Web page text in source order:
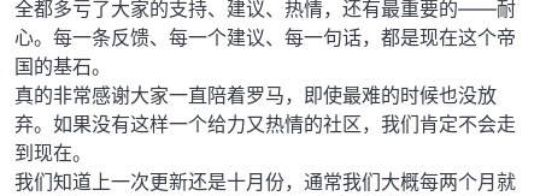
全都多亏了大家的支持、建议、热情，还有最重要的——耐
心。每一条反馈、每一个建议、每一句话，都是现在这个帝
国的基石。
真的非常感谢大家一直陪着罗马，即使最难的时候也没放
弃。如果没有这样一个给力又热情的社区，我们肯定不会走
到现在。
我们知道上一次更新还是十月份，通常我们大概每两个月就